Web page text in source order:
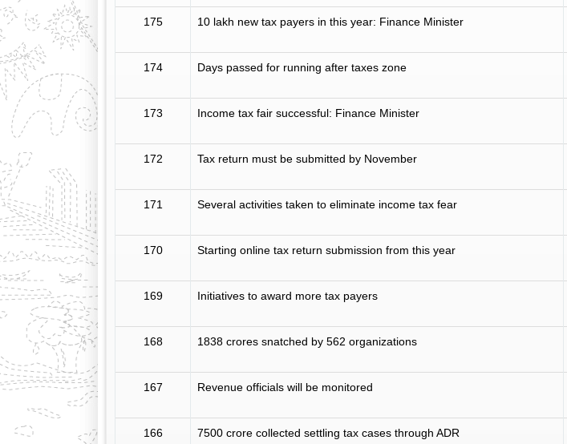
175 10 lakh new tax payers in this year: Finance Minister
174 Days passed for running after taxes zone
173 Income tax fair successful: Finance Minister
172 Tax return must be submitted by November
171 Several activities taken to eliminate income tax fear
170 Starting online tax return submission from this year
169 Initiatives to award more tax payers
168 1838 crores snatched by 562 organizations
167 Revenue officials will be monitored
166 7500 crore collected settling tax cases through ADR